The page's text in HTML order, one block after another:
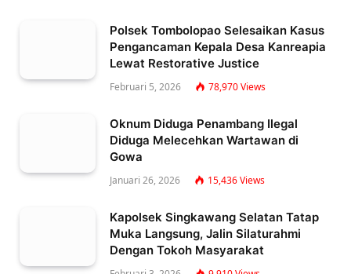
Polsek Tombolopao Selesaikan Kasus
Pengancaman Kepala Desa Kanreapia
Lewat Restorative Justice
Februari 5, 2026 78,970Views
Oknum Diduga Penambang Ilegal
Diduga Melecehkan Wartawan di
Gowa
Januari 26, 2026 15,436Views
Kapolsek Singkawang Selatan Tatap
Muka Langsung, Jalin Silaturahmi
Dengan Tokoh Masyarakat